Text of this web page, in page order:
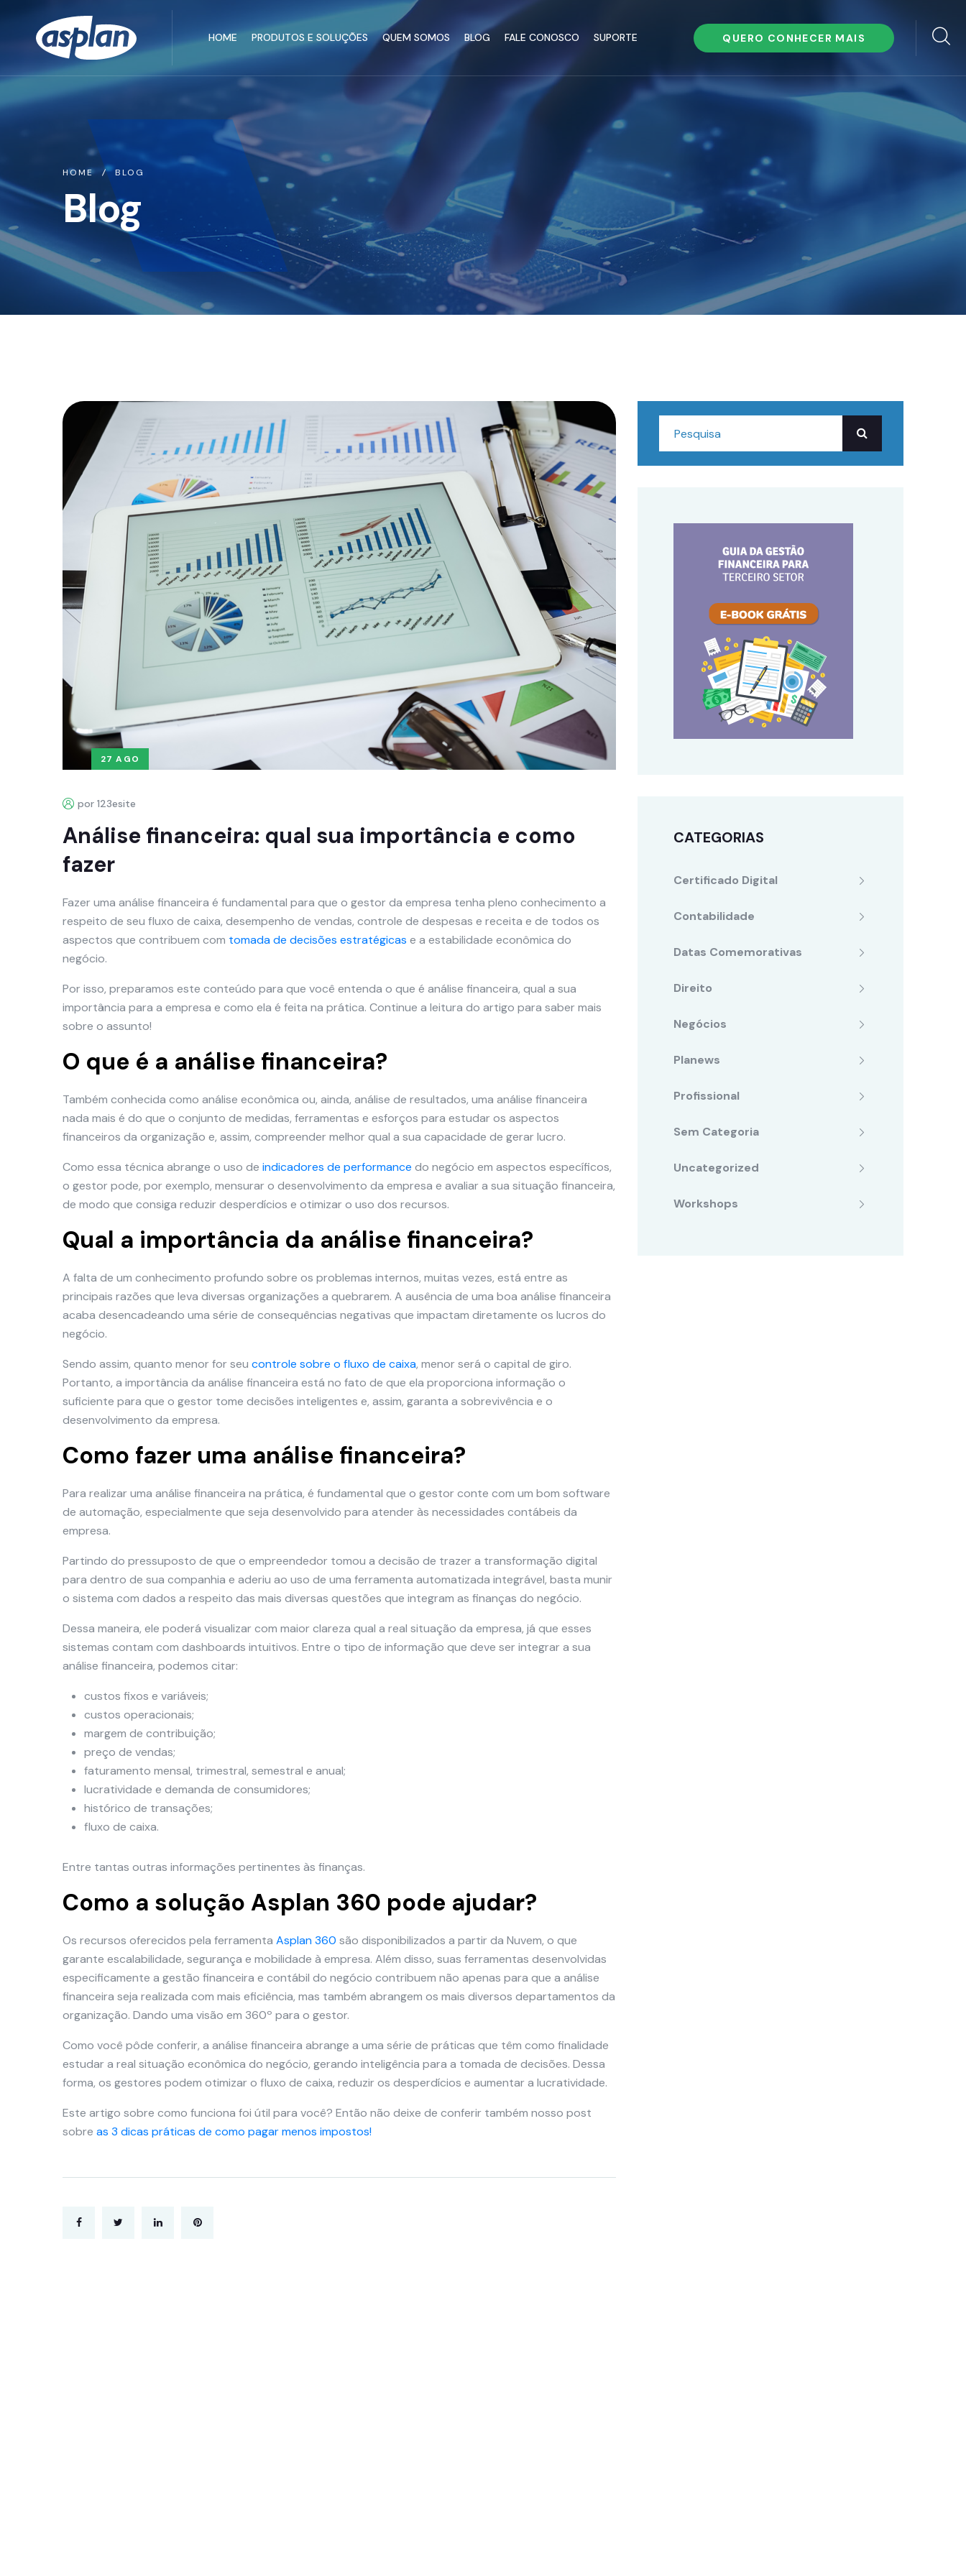
HOME PRODUTOS E SOLUÇÕES QUEM SOMOS BLOG FALE CONOSCO SUPORTE QUERO CONHECER MAIS
HOME BLOG
Blog
27 AGO
por 123esite
Análise financeira: qual sua importância e como
fazer
Fazer uma análise financeira é fundamental para que o gestor da empresa tenha pleno conhecimento a
respeito de seu fluxo de caixa, desempenho de vendas, controle de despesas e receita e de todos os
aspectos que contribuem com tomada de decisões estratégicas e a estabilidade econômica do
negócio.
Por isso, preparamos este conteúdo para que você entenda o que é análise financeira, qual a sua
importância para a empresa e como ela é feita na prática. Continue a leitura do artigo para saber mais
sobre o assunto!
O que é a análise financeira?
Também conhecida como análise econômica ou, ainda, análise de resultados, uma análise financeira
nada mais é do que o conjunto de medidas, ferramentas e esforços para estudar os aspectos
financeiros da organização e, assim, compreender melhor qual a sua capacidade de gerar lucro.
Como essa técnica abrange o uso de indicadores de performance do negócio em aspectos específicos,
o gestor pode, por exemplo, mensurar o desenvolvimento da empresa e avaliar a sua situação financeira,
de modo que consiga reduzir desperdícios e otimizar o uso dos recursos.
Qual a importância da análise financeira?
A falta de um conhecimento profundo sobre os problemas internos, muitas vezes, está entre as
principais razões que leva diversas organizações a quebrarem. A ausência de uma boa análise financeira
acaba desencadeando uma série de consequências negativas que impactam diretamente os lucros do
negócio.
Sendo assim, quanto menor for seu controle sobre o fluxo de caixa, menor será o capital de giro.
Portanto, a importância da análise financeira está no fato de que ela proporciona informação o
suficiente para que o gestor tome decisões inteligentes e, assim, garanta a sobrevivência e o
desenvolvimento da empresa.
Como fazer uma análise financeira?
Para realizar uma análise financeira na prática, é fundamental que o gestor conte com um bom software
de automação, especialmente que seja desenvolvido para atender às necessidades contábeis da
empresa.
Partindo do pressuposto de que o empreendedor tomou a decisão de trazer a transformação digital
para dentro de sua companhia e aderiu ao uso de uma ferramenta automatizada integrável, basta munir
o sistema com dados a respeito das mais diversas questões que integram as finanças do negócio.
Dessa maneira, ele poderá visualizar com maior clareza qual a real situação da empresa, já que esses
sistemas contam com dashboards intuitivos. Entre o tipo de informação que deve ser integrar a sua
análise financeira, podemos citar:
custos fixos e variáveis;
custos operacionais;
margem de contribuição;
preço de vendas;
faturamento mensal, trimestral, semestral e anual;
lucratividade e demanda de consumidores;
histórico de transações;
fluxo de caixa.
Entre tantas outras informações pertinentes às finanças.
Como a solução Asplan 360 pode ajudar?
Os recursos oferecidos pela ferramenta Asplan 360 são disponibilizados a partir da Nuvem, o que
garante escalabilidade, segurança e mobilidade à empresa. Além disso, suas ferramentas desenvolvidas
especificamente a gestão financeira e contábil do negócio contribuem não apenas para que a análise
financeira seja realizada com mais eficiência, mas também abrangem os mais diversos departamentos da
organização. Dando uma visão em 360º para o gestor.
Como você pôde conferir, a análise financeira abrange a uma série de práticas que têm como finalidade
estudar a real situação econômica do negócio, gerando inteligência para a tomada de decisões. Dessa
forma, os gestores podem otimizar o fluxo de caixa, reduzir os desperdícios e aumentar a lucratividade.
Este artigo sobre como funciona foi útil para você? Então não deixe de conferir também nosso post
sobre as 3 dicas práticas de como pagar menos impostos!
CATEGORIAS
Certificado Digital
Contabilidade
Datas Comemorativas
Direito
Negócios
Planews
Profissional
Sem Categoria
Uncategorized
Workshops